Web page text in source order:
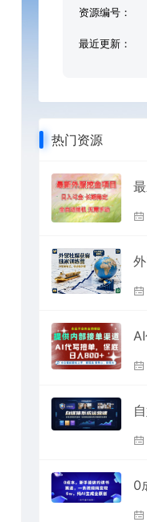
资源编号：
最近更新：
热门资源